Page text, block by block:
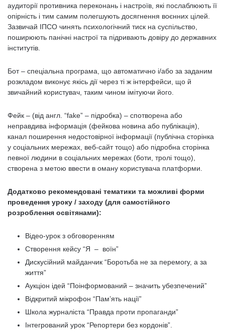
аудиторії противника переконань і настроїв, які послаблюють її
опірність і тим самим полегшують досягнення воєнних цілей.
Зазвичай ІПСО чинять психологічний тиск на суспільство,
поширюють панічні настрої та підривають довіру до державних
інститутів.
Бот – спеціальна програма, що автоматично і/або за заданим
розкладом виконує якісь дії через ті ж інтерфейси, що й
звичайний користувач, таким чином імітуючи його.
Фейк – (від англ. “fake” – підробка) – спотворена або
неправдива інформація (фейкова новина або публікація),
канал поширення недостовірної інформації (публічна сторінка
у соціальних мережах, веб-сайт тощо) або підробна сторінка
певної людини в соціальних мережах (боти, тролі тощо),
створена з метою ввести в оману користувача платформи.
Додатково рекомендовані тематики та можливі форми
проведення уроку / заходу (для самостійного
розроблення освітянами):
Відео-урок з обговоренням
Створення кейсу “Я – воїн”
Дискусійний майданчик “Боротьба не за перемогу, а за
життя”
Аукціон ідей “Поінформований – значить убезпечений”
Відкритий мікрофон “Пам’ять нації”
Школа журналіста “Правда проти пропаганди”
Інтегрований урок “Репортери без кордонів”.